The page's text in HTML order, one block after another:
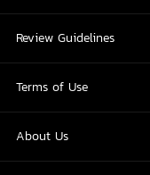
Review Guidelines
Terms of Use
About Us